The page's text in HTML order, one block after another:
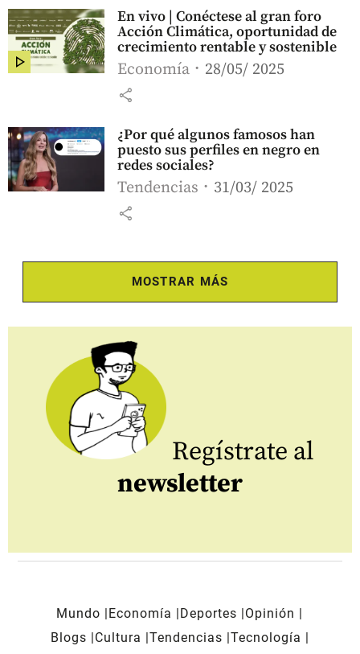
En vivo | Conéctese al gran foro
Acción Climática, oportunidad de
crecimiento rentable y sostenible
Economía 28/05/ 2025
share
¿Por qué algunos famosos han
puesto sus perfiles en negro en
redes sociales?
Tendencias 31/03/ 2025
share
MOSTRAR MÁS
Regístrate al
newsletter
Mundo Economía Deportes
Opinión
Blogs
Cultura Tendencias Tecnología